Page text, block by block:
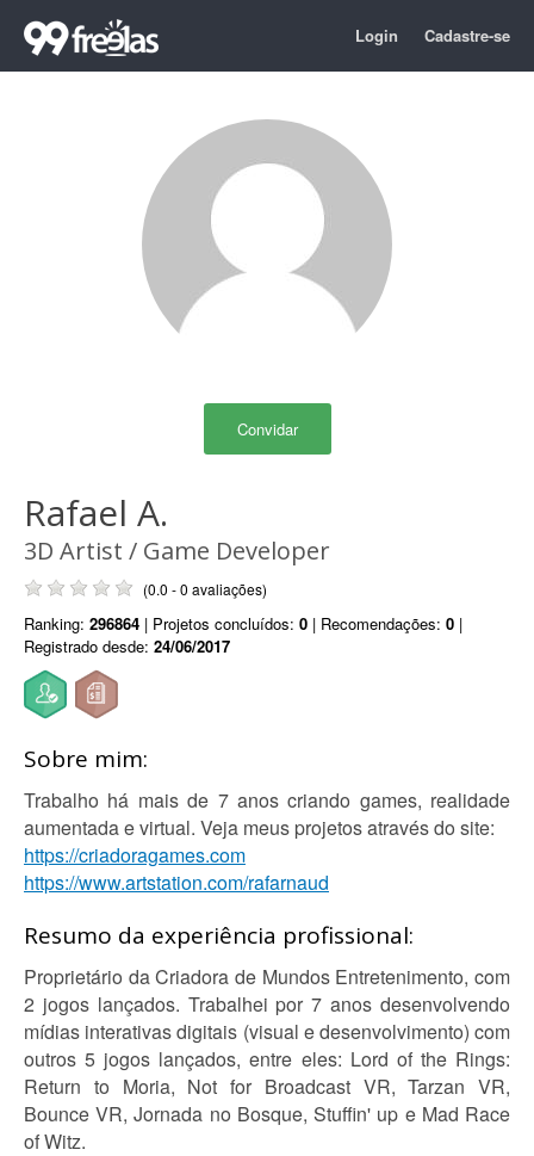
Login Cadastre-se
Convidar
Rafael A.
3D Artist / Game Developer
(0.0 - 0 avaliações)
Ranking: 296864 | Projetos concluídos: 0 | Recomendações: 0 |
Registrado desde: 24/06/2017
Sobre mim:
Trabalho há mais de 7 anos criando games, realidade
aumentada e virtual. Veja meus projetos através do site:
https://criadoragames.com
https://www.artstation.com/rafarnaud
Resumo da experiência profissional:
Proprietário da Criadora de Mundos Entretenimento, com
2 jogos lançados. Trabalhei por 7 anos desenvolvendo
mídias interativas digitais (visual e desenvolvimento) com
outros 5 jogos lançados, entre eles: Lord of the Rings:
Return to Moria, Not for Broadcast VR, Tarzan VR,
Bounce VR, Jornada no Bosque, Stuffin' up e Mad Race
of Witz.